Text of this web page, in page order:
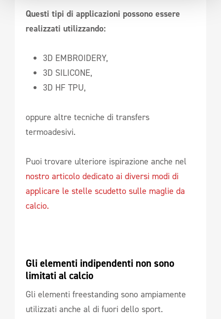
Questi tipi di applicazioni possono essere
realizzati utilizzando:
3D EMBROIDERY,
3D SILICONE,
3D HF TPU,
oppure altre tecniche di transfers
termoadesivi.
Puoi trovare ulteriore ispirazione anche nel
nostro articolo dedicato ai diversi modi di
applicare le stelle scudetto sulle maglie da
calcio.
Gli elementi indipendenti non sono
limitati al calcio
Gli elementi freestanding sono ampiamente
utilizzati anche al di fuori dello sport.